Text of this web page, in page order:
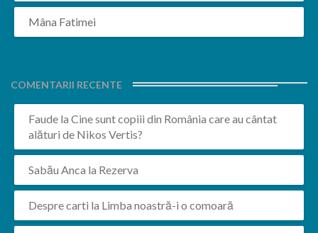
Mâna Fatimei
COMENTARII RECENTE
Faude la Cine sunt copiii din România care au cântat
alături de Nikos Vertis?
Sabău Anca la Rezerva
Despre carti la Limba noastră-i o comoară